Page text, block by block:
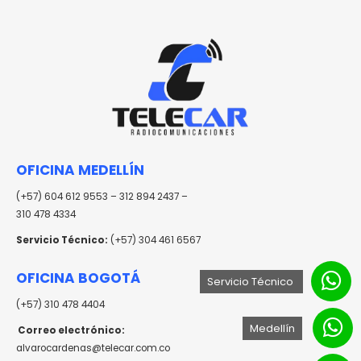
Servicio Técnico
Medellín
OFICINA MEDELLÍN
(+57) 604 612 9553 – 312 894 2437 –
310 478 4334
Servicio Técnico: (+57) 304 461 6567
OFICINA BOGOTÁ
(+57) 310 478 4404
Correo electrónico:
alvarocardenas@telecar.com.co